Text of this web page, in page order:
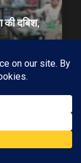
की दबिश,